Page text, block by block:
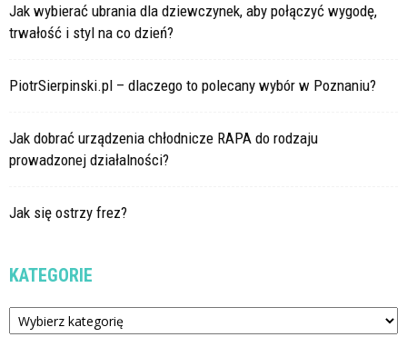
Jak wybierać ubrania dla dziewczynek, aby połączyć wygodę,
trwałość i styl na co dzień?
PiotrSierpinski.pl – dlaczego to polecany wybór w Poznaniu?
Jak dobrać urządzenia chłodnicze RAPA do rodzaju
prowadzonej działalności?
Jak się ostrzy frez?
KATEGORIE
Kategorie